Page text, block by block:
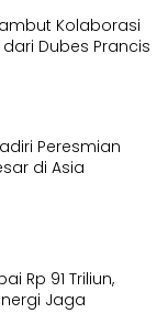
Kolaborasi
Dubes Prancis
Peresmian
di Asia
Rp 91 Triliun,
Jaga